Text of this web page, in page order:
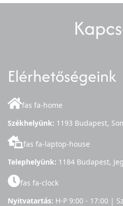
Elérhetőségeink
fas fa-home
Székhelyünk: 1193 Budapest,
fas fa-laptop-house
Telephelyünk: 1184 Budapest,
fas fa-clock
Nyitvatartás: H-P 9:00 - 17:00 |